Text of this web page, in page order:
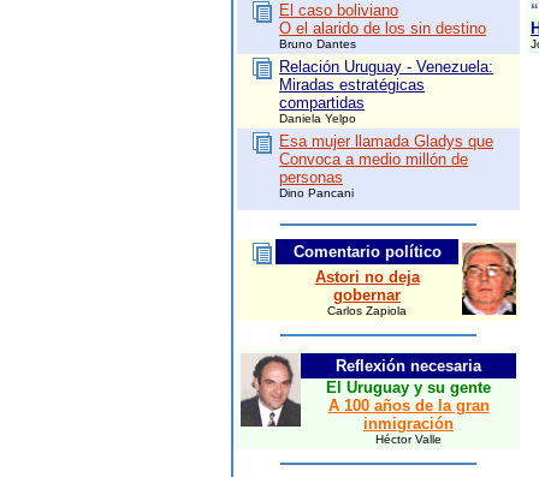
El caso boliviano
O el alarido de los sin destino
Bruno Dantes
Relación Uruguay - Venezuela:
Miradas estratégicas
compartidas
Daniela Yelpo
Esa mujer llamada Gladys que
Convoca a medio millón de
personas
Dino Pancani
Comentario político
Astori no deja
gobernar
Carlos Zapiola
Reflexión necesaria
El Uruguay y su gente
A 100 años de la gran
inmigración
Héctor Valle